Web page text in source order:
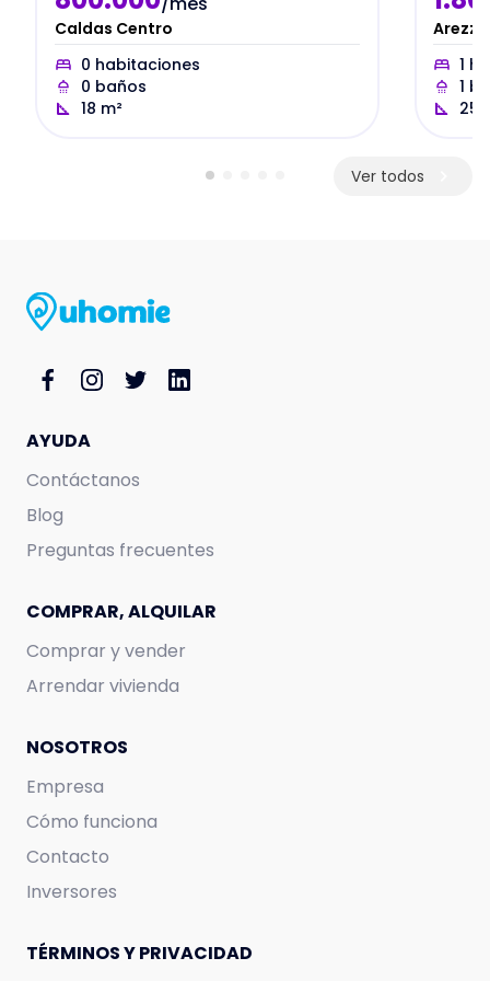
Caldas Centro
0 habitaciones
0 baños
18 m²
1
1
25
Ver todos
AYUDA
Contáctanos
Blog
Preguntas frecuentes
COMPRAR, ALQUILAR
Comprar y vender
Arrendar vivienda
NOSOTROS
Empresa
Cómo funciona
Contacto
Inversores
TÉRMINOS Y PRIVACIDAD